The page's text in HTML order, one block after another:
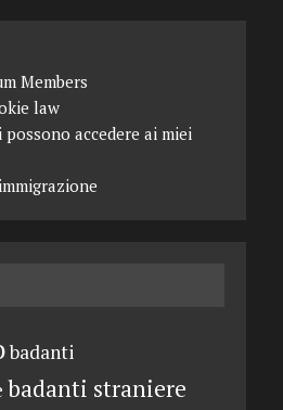
Members
law
accedere ai miei
badanti
badanti straniere